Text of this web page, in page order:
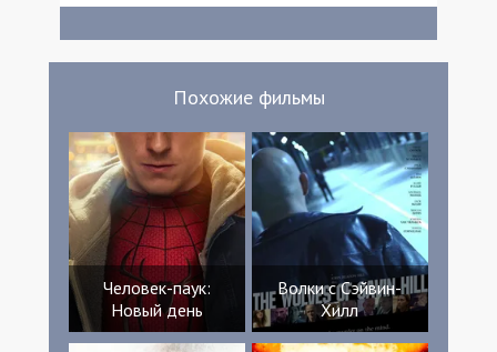
Похожие фильмы
Человек-паук:
Новый день
Волки с Сэйвин-
Хилл